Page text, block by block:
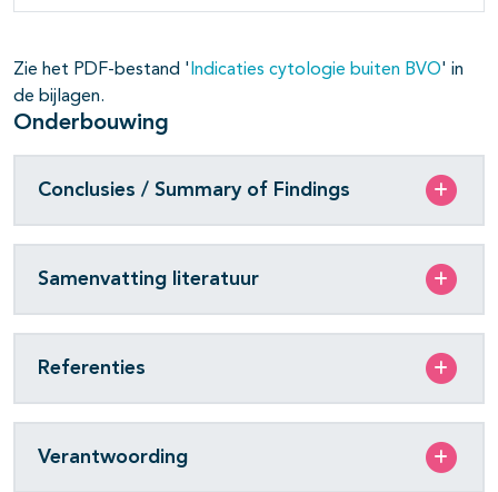
open- en dichtklappen
Zie het PDF-bestand ' Indicaties cytologie buiten BVO' in
de bijlagen.
Onderbouwing
Conclusies / Summary of Findings
Samenvatting literatuur
Referenties
Verantwoording